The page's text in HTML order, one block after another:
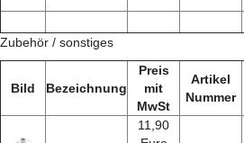
Zubehör / sonstiges
Bild Bezeichnung
Preis
mit
MwSt
Artikel
Nummer
11,90